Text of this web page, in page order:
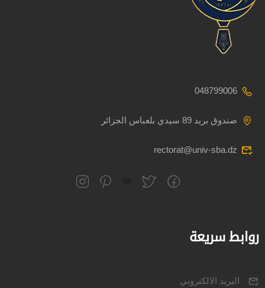
048799006
صندوق بريد 89 سيدي بلعباس الجزائر
rectorat@univ-sba.dz
روابط سريعة
البريد الالكتروني